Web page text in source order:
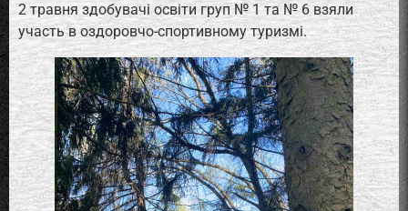
2 травня здобувачі освіти груп № 1 та № 6 взяли
участь в оздоровчо-спортивному туризмі.